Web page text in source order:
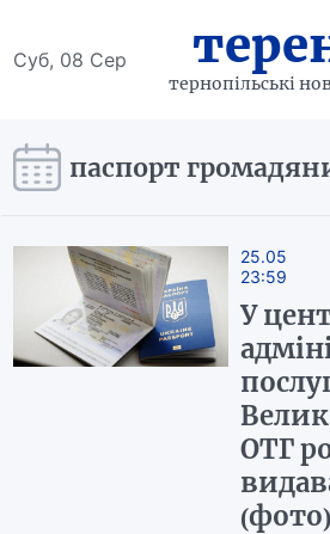
Суб, 08 Сер
тернопільські
паспорт
25.05
23:59
У
ОТГ
(фото)